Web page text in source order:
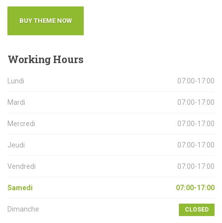
BUY THEME NOW
Working Hours
Lundi 07:00-17:00
Mardi 07:00-17:00
Mercredi 07:00-17:00
Jeudi 07:00-17:00
Vendredi 07:00-17:00
Samedi 07:00-17:00
Dimanche CLOSED